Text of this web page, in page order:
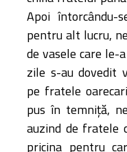
Apoi
pentru alt lucru,
de vasele care le-
zile s-au dovedit
pe fratele
pus în temniţă,
auzind de fratele
pricina pentru